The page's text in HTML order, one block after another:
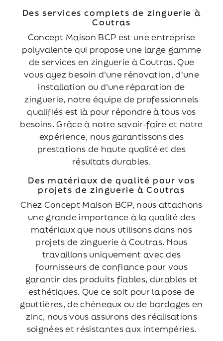
Des services complets de zinguerie à
Coutras
Concept Maison BCP est une entreprise
polyvalente qui propose une large gamme
de services en zinguerie à Coutras. Que
vous ayez besoin d'une rénovation, d'une
installation ou d'une réparation de
zinguerie, notre équipe de professionnels
qualifiés est là pour répondre à tous vos
besoins. Grâce à notre savoir-faire et notre
expérience, nous garantissons des
prestations de haute qualité et des
résultats durables.
Des matériaux de qualité pour vos
projets de zinguerie à Coutras
Chez Concept Maison BCP, nous attachons
une grande importance à la qualité des
matériaux que nous utilisons dans nos
projets de zinguerie à Coutras. Nous
travaillons uniquement avec des
fournisseurs de confiance pour vous
garantir des produits fiables, durables et
esthétiques. Que ce soit pour la pose de
gouttières, de chéneaux ou de bardages en
zinc, nous vous assurons des réalisations
soignées et résistantes aux intempéries.